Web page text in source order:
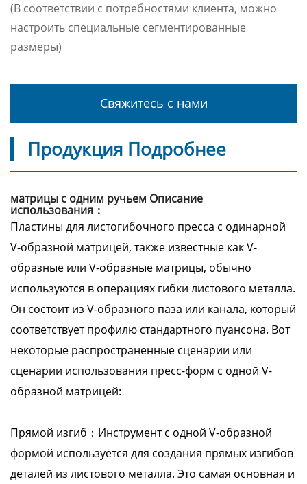
(В соответствии с потребностями клиента, можно
настроить специальные сегментированные
размеры)
Свяжитесь с нами
Продукция Подробнее
матрицы с одним ручьем Описание
использования：
Пластины для листогибочного пресса с одинарной
V-образной матрицей, также известные как V-
образные или V-образные матрицы, обычно
используются в операциях гибки листового металла.
Он состоит из V-образного паза или канала, который
соответствует профилю стандартного пуансона. Вот
некоторые распространенные сценарии или
сценарии использования пресс-форм с одной V-
образной матрицей:
Прямой изгиб：Инструмент с одной V-образной
формой используется для создания прямых изгибов
деталей из листового металла. Это самая основная и